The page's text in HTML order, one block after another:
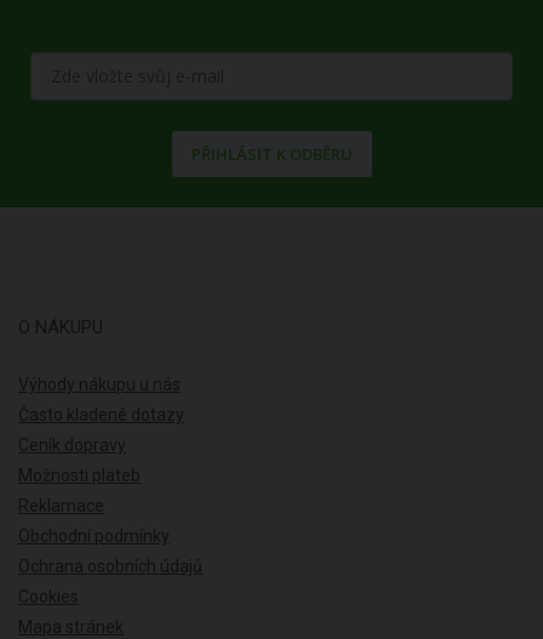
PŘIHLÁSIT K ODBĚRU
O NÁKUPU
Výhody nákupu u nás
Často kladené dotazy
Ceník dopravy
Možnosti plateb
Reklamace
Obchodní podmínky
Ochrana osobních údajů
Cookies
Mapa stránek